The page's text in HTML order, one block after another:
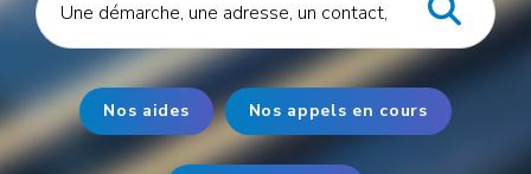
Nos aides Nos appels en cours